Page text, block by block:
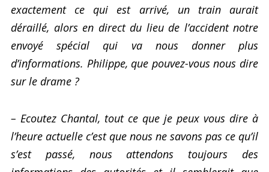
exactement ce qui est arrivé, un train aurait
déraillé, alors en direct du lieu de l’accident notre
envoyé spécial qui va nous donner plus
d’informations. Philippe, que pouvez-vous nous dire
sur le drame ?
– Ecoutez Chantal, tout ce que je peux vous dire à
l’heure actuelle c’est que nous ne savons pas ce qu’il
s’est passé, nous attendons toujours des